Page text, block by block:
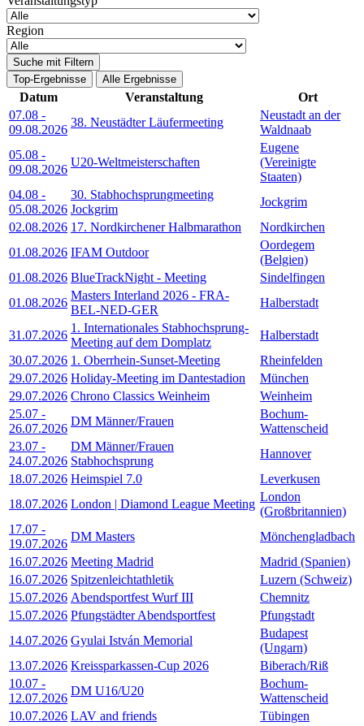
Region
Suche mit Filtern
Top-Ergebnisse
Alle Ergebnisse
Datum Veranstaltung
Ort
07.08 -
09.08.2026
38. Neustädter Läufermeeting
Neustadt an der
Waldnaab
05.08 -
09.08.2026
U20-Weltmeisterschaften
Eugene
(Vereinigte
Staaten)
04.08 -
05.08.2026
30. Stabhochsprungmeeting
Jockgrim
Jockgrim
02.08.2026 17. Nordkirchener Halbmarathon
Nordkirchen
01.08.2026 IFAM Outdoor
Oordegem
(Belgien)
01.08.2026 BlueTrackNight - Meeting
Sindelfingen
01.08.2026
Masters Interland 2026 - FRA-
BEL-NED-GER
Halberstadt
31.07.2026
1. Internationales Stabhochsprung-
Meeting auf dem Domplatz
Halberstadt
30.07.2026 1. Oberrhein-Sunset-Meeting
Rheinfelden
29.07.2026 Holiday-Meeting im Dantestadion
München
29.07.2026 Chrono Classics Weinheim
Weinheim
25.07 -
26.07.2026
DM Männer/Frauen
Bochum-
Wattenscheid
23.07 -
24.07.2026
DM Männer/Frauen
Stabhochsprung
Hannover
18.07.2026 Heimspiel 7.0
Leverkusen
18.07.2026 London | Diamond League Meeting
London
(Großbritannien)
17.07 -
19.07.2026
DM Masters
Mönchengladbach
16.07.2026 Meeting Madrid
Madrid (Spanien)
16.07.2026 Spitzenleichtathletik
Luzern (Schweiz)
15.07.2026 Abendsportfest Wurf III
Chemnitz
15.07.2026 Pfungstädter Abendsportfest
Pfungstadt
14.07.2026 Gyulai István Memorial
Budapest
(Ungarn)
13.07.2026 Kreissparkassen-Cup 2026
Biberach/Riß
10.07 -
12.07.2026
DM U16/U20
Bochum-
Wattenscheid
10.07.2026 LAV and friends Tübingen